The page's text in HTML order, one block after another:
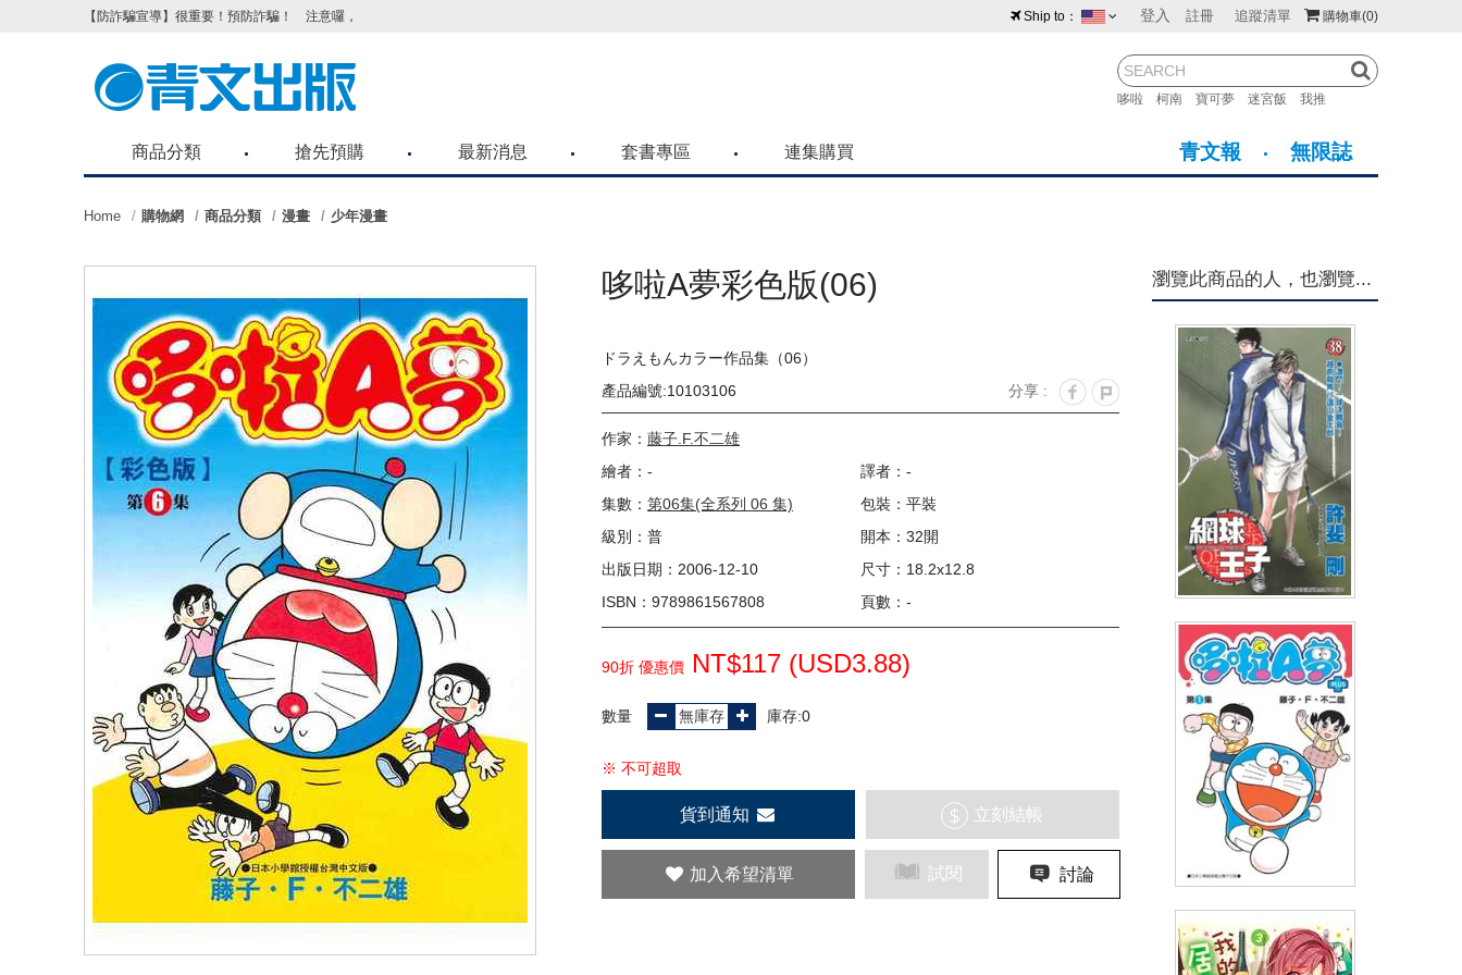
購物車(0)
登入 註冊 追蹤清單
哆啦 柯南 寶可夢 迷宮飯 我推
Ship to：
紐西蘭 馬來西亞
菲律賓
【防詐騙宣導】很重要！預防詐騙！ 注意囉，不要被騙了！請各位喜歡青文購物網的朋友們，提高警覺！
商品分類 搶先預購 最新消息 套書專區 連集購買 青文報 無限誌
Home 購物網 商品分類 漫畫 少年漫畫
哆啦A夢彩色版(06)
ドラえもんカラー作品集（06）
產品編號:10103106
分享 :
作家： 藤子.F.不二雄
繪者：-
譯者：-
集數： 第06集(全系列 06 集)
包裝：平裝
級別：普
開本：32開
出版日期：2006-12-10
尺寸：18.2x12.8
ISBN：9789861567808
頁數：-
90折 優惠價 NT$117 (USD3.88)
數量 庫存:0
※ 不可超取
貨到通知 $ 立刻結帳
加入希望清單 試閱 討論
瀏覽此商品的人，也瀏覽...
網球王子(38)
NT$90 90折 NT$81 (USD2.69)
NT$110 90折 NT$99 (USD3.29)